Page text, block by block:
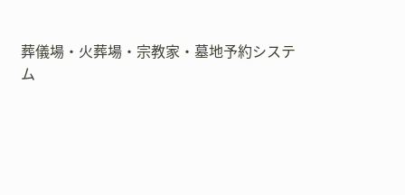
葬儀場・火葬場・宗教家・墓地予約システ
ム